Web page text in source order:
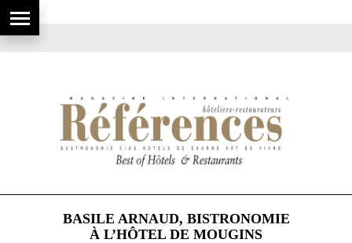
BASILE ARNAUD, BISTRONOMIE
À L’HÔTEL DE MOUGINS